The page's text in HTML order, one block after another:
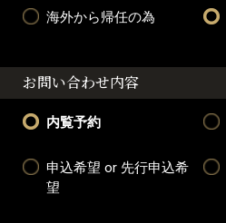
海外から帰任の為
お問い合わせ内容
内覧予約
申込希望 or 先行申込希
望